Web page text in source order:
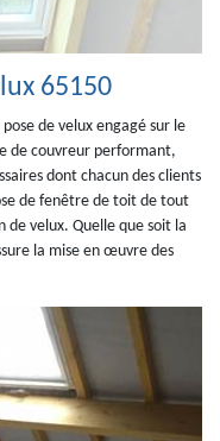
65150
pose de velux engagé sur le
de couvreur performant,
dont chacun des clients
de fenêtre de toit de tout
velux. Quelle que soit la
la mise en œuvre des